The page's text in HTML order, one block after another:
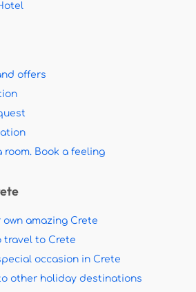
offers
room. Book a feeling
amazing Crete
travel to Crete
occasion in Crete
other holiday destinations